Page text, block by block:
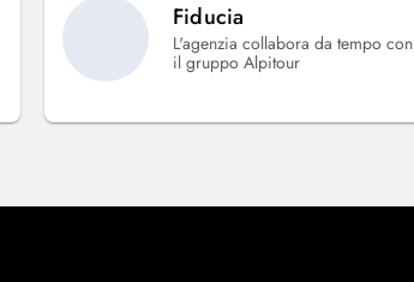
Fiducia
L'agenzia collabora da tempo con
il gruppo Alpitour